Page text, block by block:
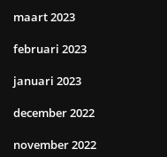
maart 2023
februari 2023
januari 2023
december 2022
november 2022